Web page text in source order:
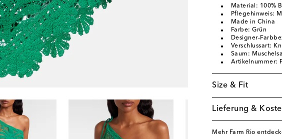
Material: 100%
Pflegehinweis:
Made in China
Farbe: Grün
Designer-
Verschlussart:
Saum:
Artikelnummer:
Size & Fit
Lieferung &
Mehr Farm Rio